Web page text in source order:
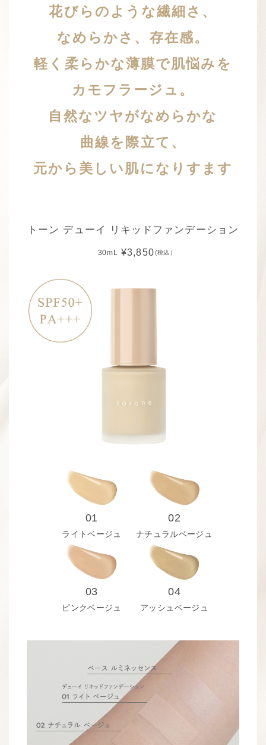
花びらのような繊細さ、
なめらかさ、存在感。
軽く柔らかな薄膜で肌悩みを
カモフラージュ。
自然なツヤがなめらかな
曲線を際立て、
元から美しい肌になりすます
トーン デューイ リキッドファンデーション
30mL ¥3,850(税込）
01
ライトベージュ
02
ナチュラルベージュ
03
ピンクベージュ
04
アッシュベージュ